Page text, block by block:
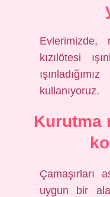
Evlerimizde,
kızılötesi
kullanıyoruz.
Kurutma
Çamaşırları
uygun bir